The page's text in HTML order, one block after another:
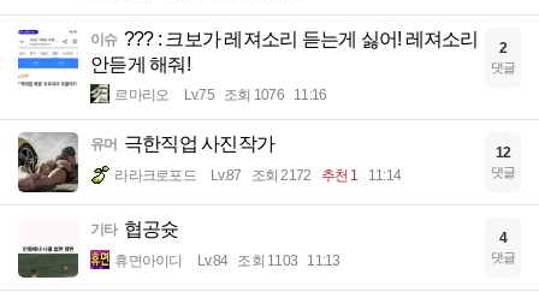
이슈 ??? : 크보가 레져소리 듣는게 싫어! 레져소리
안듣게 해줘!
르마리오 Lv.75 조회 1076 11:16
2
댓글
유머 극한직업 사진작가
라라크로포드 Lv.87 조회 2172 추천 1 11:14
12
댓글
기타 협공슛
휴면아이디 Lv.84 조회 1103 11:13
4
댓글